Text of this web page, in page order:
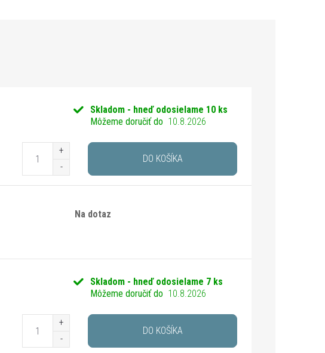
Skladom - hneď odosielame 10 ks
Môžeme doručiť do 10.8.2026
DO KOŠÍKA
Na dotaz
Skladom - hneď odosielame 7 ks
Môžeme doručiť do 10.8.2026
DO KOŠÍKA